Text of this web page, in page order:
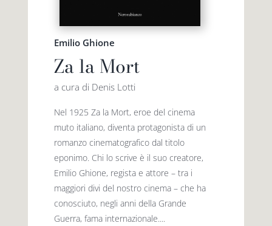
Emilio Ghione
Za la Mort
a cura di Denis Lotti
Nel 1925 Za la Mort, eroe del cinema
muto italiano, diventa protagonista di un
romanzo cinematografico dal titolo
eponimo. Chi lo scrive è il suo creatore,
Emilio Ghione, regista e attore – tra i
maggiori divi del nostro cinema – che ha
conosciuto, negli anni della Grande
Guerra, fama internazionale....